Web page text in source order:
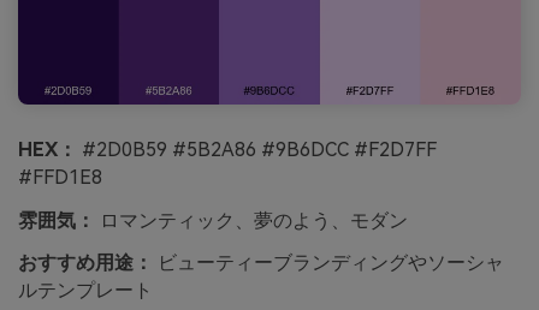
HEX： #2D0B59 #5B2A86 #9B6DCC #F2D7FF
#FFD1E8
雰囲気：
ロマンティック、夢のよう、モダン
おすすめ用途：
ビューティーブランディングやソーシャ
ルテンプレート